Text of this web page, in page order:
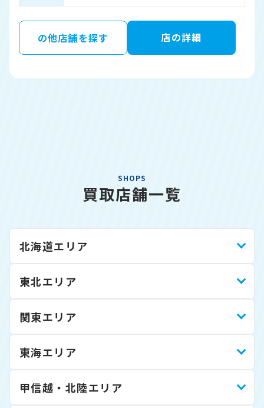
の他店舗を探す 店の詳細
SHOPS
買取店舗一覧
北海道エリア
東北エリア
関東エリア
東海エリア
甲信越・北陸エリア